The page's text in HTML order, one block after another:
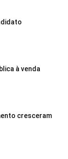
à venda
cresceram